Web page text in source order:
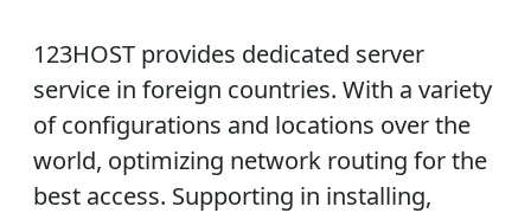
123HOST provides dedicated server
service in foreign countries. With a variety
of configurations and locations over the
world, optimizing network routing for the
best access. Supporting in installing,